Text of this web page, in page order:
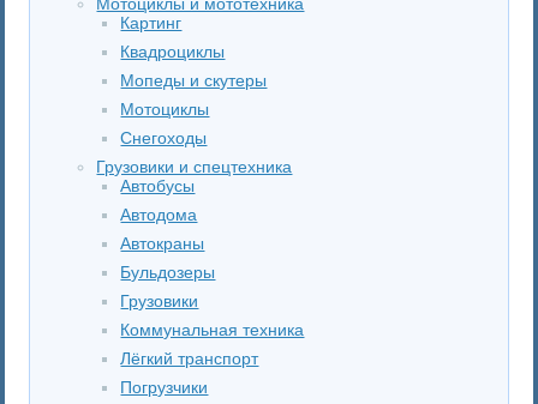
Картинг
Квадроциклы
Мопеды и скутеры
Мотоциклы
Снегоходы
Грузовики и спецтехника
Автобусы
Автодома
Автокраны
Бульдозеры
Грузовики
Коммунальная техника
Лёгкий транспорт
Погрузчики